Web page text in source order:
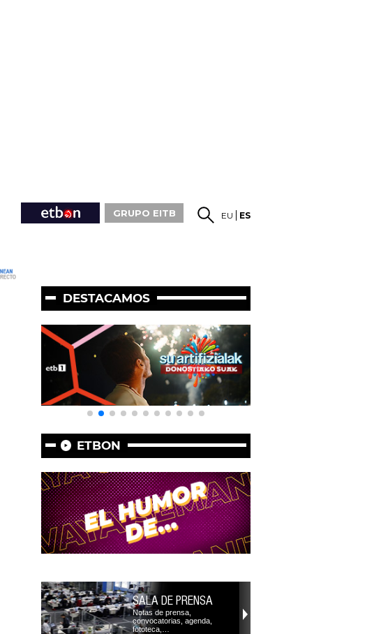
GRUPO EITB EU ES
DESTACAMOS
ETBON
SALA DE PRENSA
Notas de prensa,
convocatorias, agenda,
fototeca,…